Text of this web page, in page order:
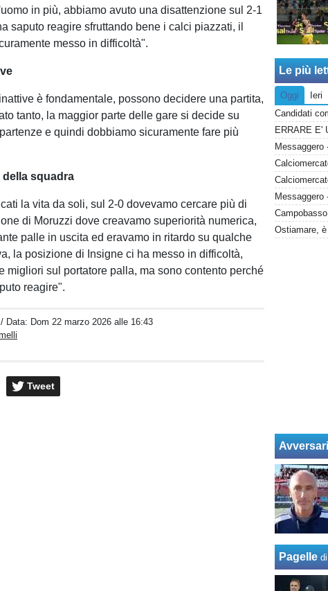
in più, abbiamo avuto una disattenzione sul 2-1
saputo reagire sfruttando bene i calci piazzati, il
messo in difficoltà".
è fondamentale, possono decidere una partita,
tanto, la maggior parte delle gare si decide su
e quindi dobbiamo sicuramente fare più
squadra
la vita da soli, sul 2-0 dovevamo cercare più di
di Moruzzi dove creavamo superiorità numerica,
palle in uscita ed eravamo in ritardo su qualche
la posizione di Insigne ci ha messo in difficoltà,
migliori sul portatore palla, ma sono contento perché
reagire".
/ Data: Dom 22 marzo 2026 alle 16:43
Tweet
Le più
Oggi
Ieri
Ostiamare,
Pagelle